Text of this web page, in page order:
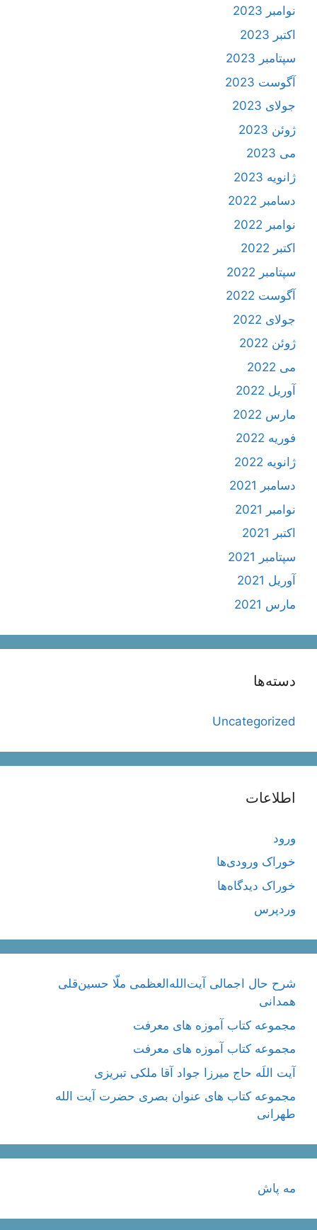
نوامبر 2023
اکتبر 2023
سپتامبر 2023
آگوست 2023
جولای 2023
ژوئن 2023
می 2023
ژانویه 2023
دسامبر 2022
نوامبر 2022
اکتبر 2022
سپتامبر 2022
آگوست 2022
جولای 2022
ژوئن 2022
می 2022
آوریل 2022
مارس 2022
فوریه 2022
ژانویه 2022
دسامبر 2021
نوامبر 2021
اکتبر 2021
سپتامبر 2021
آوریل 2021
مارس 2021
دسته‌ها
Uncategorized
اطلاعات
ورود
خوراک ورودی‌ها
خوراک دیدگاه‌ها
وردپرس
شرح حال اجمالی آیت‌الله‌العظمی ملّا حسین‌قلی
همدانی
مجموعه کتاب آموزه های معرفت
مجموعه کتاب آموزه های معرفت
آیت اللَه حاج میرزا جواد آقا ملکی تبریزی
مجموعه کتاب های عنوان بصری حضرت آیت الله
طهرانی
مه پاش